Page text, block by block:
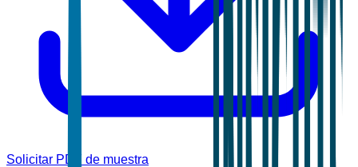
Solicitar PDF de muestra